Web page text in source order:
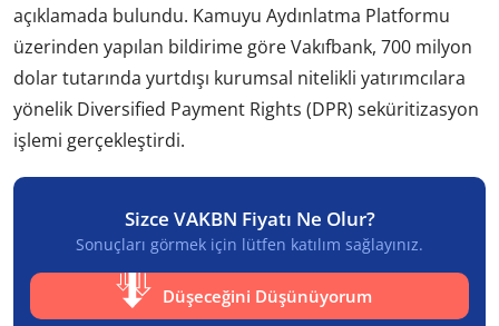
açıklamada bulundu. Kamuyu Aydınlatma Platformu
üzerinden yapılan bildirime göre Vakıfbank, 700 milyon
dolar tutarında yurtdışı kurumsal nitelikli yatırımcılara
yönelik Diversified Payment Rights (DPR) seküritizasyon
işlemi gerçekleştirdi.
Sizce VAKBN Fiyatı Ne Olur?
Sonuçları görmek için lütfen katılım sağlayınız.
Düşeceğini Düşünüyorum